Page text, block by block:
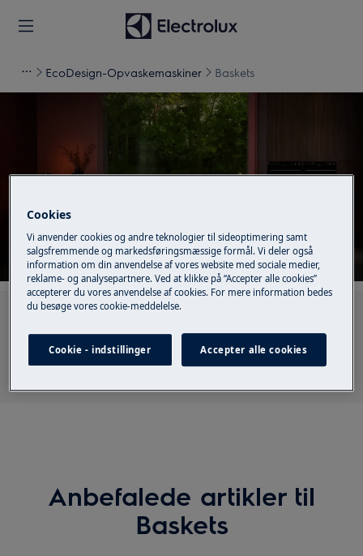
EcoDesign-Opvaskemaskiner Baskets
Anbefalede artikler til
Baskets
Cookies
Vi anvender cookies og andre teknologier til sideoptimering samt
salgsfremmende og markedsføringsmæssige formål. Vi deler også
information om din anvendelse af vores website med sociale medier,
reklame- og analysepartnere. Ved at klikke på “Accepter alle cookies”
accepterer du vores anvendelse af cookies. For mere information bedes
du besøge vores cookie-meddelelse.
Cookie - indstillinger Accepter alle cookies